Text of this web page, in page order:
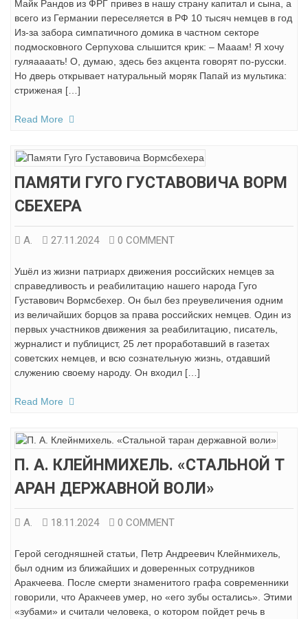
Майк Рандов из ФРГ привез в нашу страну капитал и сына, а
всего из Германии переселяется в РФ 10 тысяч немцев в год
Из-за забора симпатичного домика в частном секторе
подмосковного Серпухова слышится крик: – Мааам! Я хочу
гуляаааать! О, думаю, здесь без акцента говорят по-русски.
Но дверь открывает натуральный моряк Папай из мультика:
стриженая […]
Read More
ПАМЯТИ ГУГО ГУСТАВОВИЧА ВОРМ
СБЕХЕРА
А. 27.11.2024 0 COMMENT
Ушёл из жизни патриарх движения российских немцев за
справедливость и реабилитацию нашего народа Гуго
Густавович Вормсбехер. Он был без преувеличения одним
из величайших борцов за права российских немцев. Один из
первых участников движения за реабилитацию, писатель,
журналист и публицист, 25 лет проработавший в газетах
советских немцев, и всю сознательную жизнь, отдавший
служению своему народу. Он входил […]
Read More
П. А. КЛЕЙНМИХЕЛЬ. «СТАЛЬНОЙ Т
АРАН ДЕРЖАВНОЙ ВОЛИ»
А. 18.11.2024 0 COMMENT
Герой сегодняшней статьи, Петр Андреевич Клейнмихель,
был одним из ближайших и доверенных сотрудников
Аракчеева. После смерти знаменитого графа современники
говорили, что Аракчеев умер, но «его зубы остались». Этими
«зубами» и считали человека, о котором пойдет речь в